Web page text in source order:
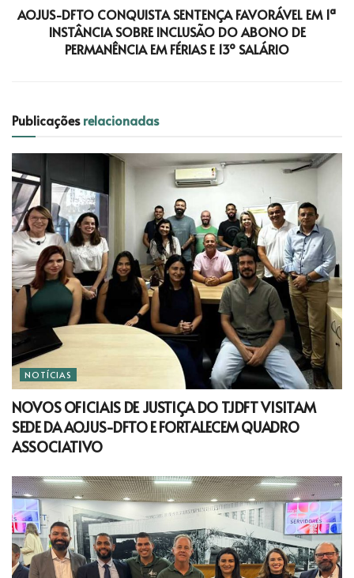
AOJUS-DFTO CONQUISTA SENTENÇA FAVORÁVEL EM 1ª
INSTÂNCIA SOBRE INCLUSÃO DO ABONO DE
PERMANÊNCIA EM FÉRIAS E 13º SALÁRIO
Publicaçõesrelacionadas
NOTÍCIAS
NOVOS OFICIAIS DE JUSTIÇA DO TJDFT VISITAM
SEDE DA AOJUS-DFTO E FORTALECEM QUADRO
ASSOCIATIVO